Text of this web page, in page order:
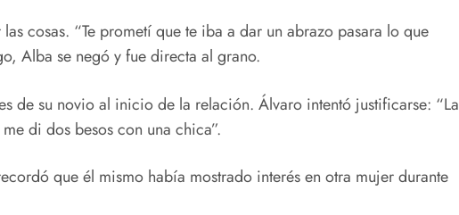
cosas. “Te prometí que te iba a dar un abrazo pasara lo que
Alba se negó y fue directa al grano.
de su novio al inicio de la relación. Álvaro intentó justificarse: “La
di dos besos con una chica”.
que él mismo había mostrado interés en otra mujer durante